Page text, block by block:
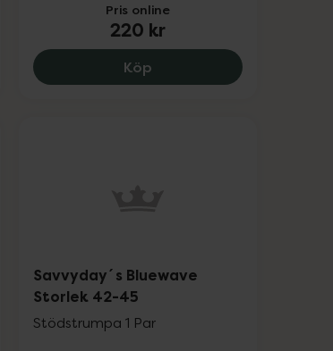
Storlek 38-41, 220 kr.
Pris online
220 kr
KöpSavvyday´s Boost
Savvyday´s Bluewave
Storlek 42-45
Stödstrumpa 1 Par